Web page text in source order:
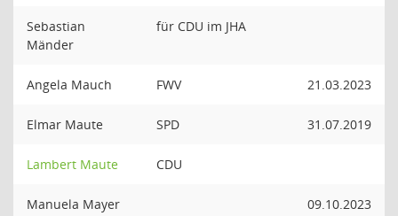
Sebastian
Mänder
für CDU im JHA
Angela Mauch FWV 21.03.2023
Elmar Maute SPD 31.07.2019
Lambert Maute CDU
Manuela Mayer 09.10.2023